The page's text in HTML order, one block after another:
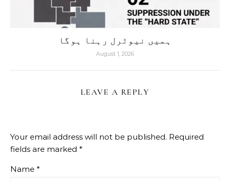
ہمیں نیوٹرل رہنا ہوگا
August 1, 2026
LEAVE A REPLY
Your email address will not be published. Required
fields are marked *
Name *